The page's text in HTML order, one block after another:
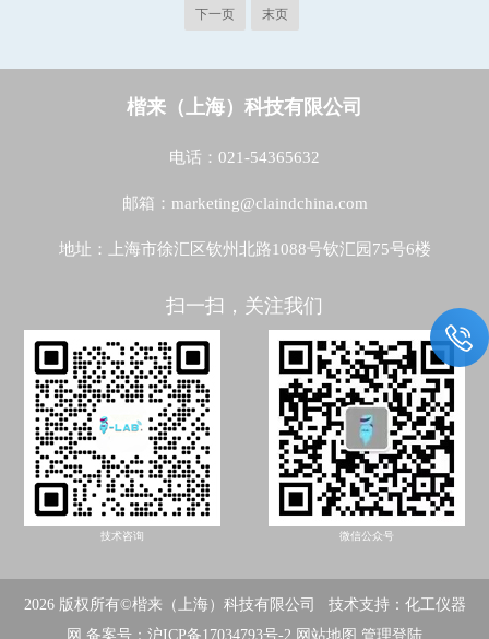
下一页 末页
楷来（上海）科技有限公司
电话：021-54365632
邮箱：marketing@claindchina.com
地址：上海市徐汇区钦州北路1088号钦汇园75号6楼
扫一扫，关注我们
技术咨询 微信公众号
2026 版权所有©楷来（上海）科技有限公司 技术支持： 化工仪器
网 备案号：沪ICP备17034793号-2 网站地图 管理登陆